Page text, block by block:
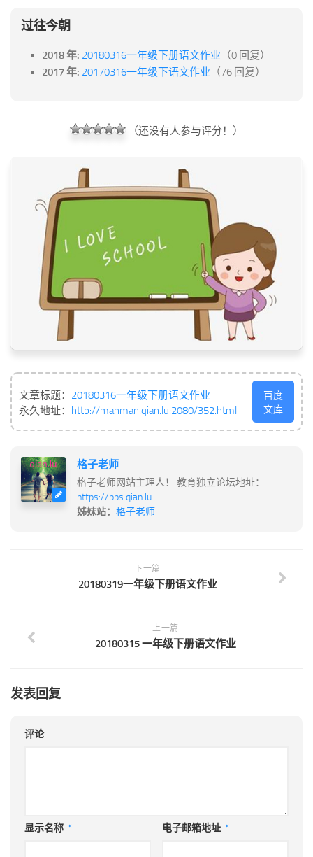
过往今朝
2018 年: 20180316一年级下册语文作业 （0 回复）
2017 年: 20170316一年级下语文作业 （76 回复）
（还没有人参与评分！）
文章标题： 20180316一年级下册语文作业
永久地址： http://manman.qian.lu:2080/352.html
百度
文库
格子老师
格子老师网站主理人！ 教育独立论坛地址：
https://bbs.qian.lu
姊妹站： 格子老师
下一篇
20180319一年级下册语文作业
上一篇
20180315 一年级下册语文作业
发表回复
评论
显示名称 * 电子邮箱地址 *